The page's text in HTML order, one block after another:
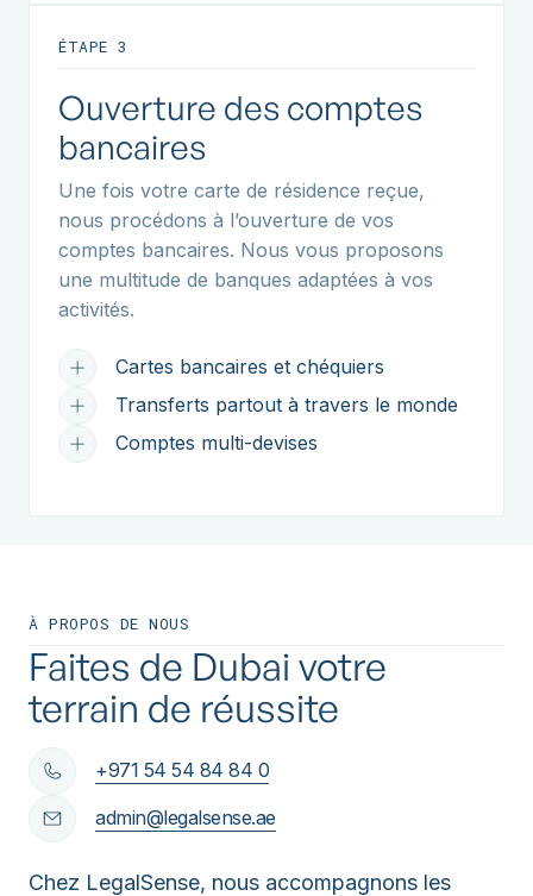
ÉTAPE 3
Ouverture des comptes
bancaires
Une fois votre carte de résidence reçue,
nous procédons à l’ouverture de vos
comptes bancaires. Nous vous proposons
une multitude de banques adaptées à vos
activités.
Cartes bancaires et chéquiers
Transferts partout à travers le monde
Comptes multi-devises
À PROPOS DE NOUS
Faites de Dubai votre
terrain de réussite
+971 54 54 84 84 0
admin@legalsense.ae
Chez LegalSense, nous accompagnons les